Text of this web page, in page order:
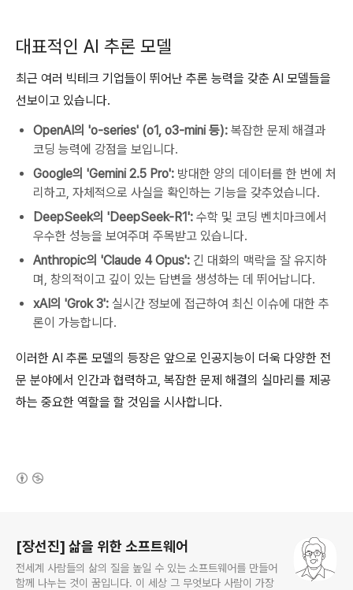
대표적인 AI 추론 모델
최근 여러 빅테크 기업들이 뛰어난 추론 능력을 갖춘 AI 모델들을
선보이고 있습니다.
OpenAI의 'o-series' (o1, o3-mini 등): 복잡한 문제 해결과
코딩 능력에 강점을 보입니다.
Google의 'Gemini 2.5 Pro': 방대한 양의 데이터를 한 번에 처
리하고, 자체적으로 사실을 확인하는 기능을 갖추었습니다.
DeepSeek의 'DeepSeek-R1': 수학 및 코딩 벤치마크에서
우수한 성능을 보여주며 주목받고 있습니다.
Anthropic의 'Claude 4 Opus': 긴 대화의 맥락을 잘 유지하
며, 창의적이고 깊이 있는 답변을 생성하는 데 뛰어납니다.
xAI의 'Grok 3': 실시간 정보에 접근하여 최신 이슈에 대한 추
론이 가능합니다.
이러한 AI 추론 모델의 등장은 앞으로 인공지능이 더욱 다양한 전
문 분야에서 인간과 협력하고, 복잡한 문제 해결의 실마리를 제공
하는 중요한 역할을 할 것임을 시사합니다.
[장선진] 삶을 위한 소프트웨어
전세계 사람들의 삶의 질을 높일 수 있는 소프트웨어를 만들어
함께 나누는 것이 꿈입니다. 이 세상 그 무엇보다 사람이 가장